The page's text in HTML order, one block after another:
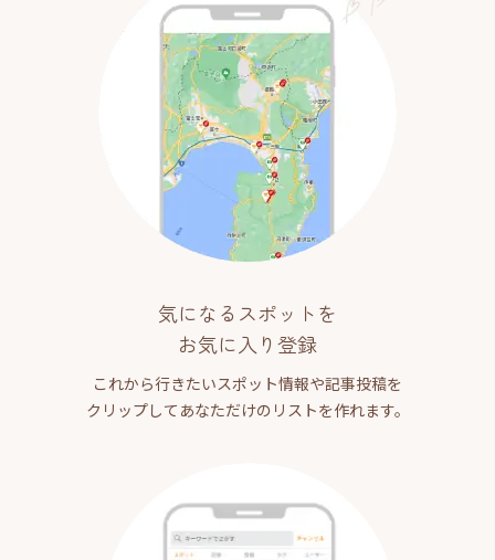
気になるスポットを
お気に入り登録
これから行きたいスポット情報や記事投稿を
クリップしてあなただけのリストを作れます。